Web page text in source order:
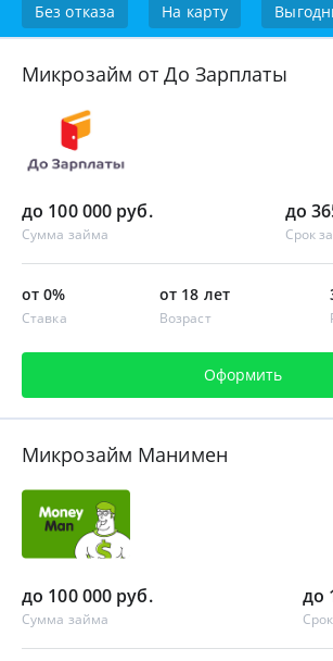
Без отказа На карту
Микрозайм от До Зарплаты
до 100 000 руб.
Сумма займа
до
Срок
от 0%
Ставка
от 18 лет
Возраст
Оформить
Микрозайм Манимен
до 100 000 руб.
Сумма займа
до